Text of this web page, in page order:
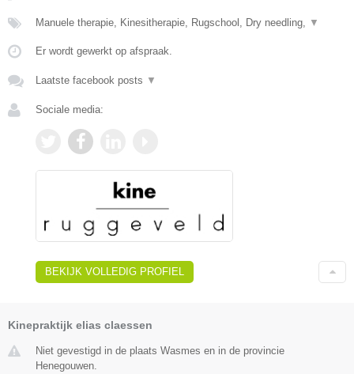
Manuele therapie, Kinesitherapie, Rugschool, Dry needling, ▼
Er wordt gewerkt op afspraak.
Laatste facebook posts ▼
Sociale media:
BEKIJK VOLLEDIG PROFIEL
Kinepraktijk elias claessen
Niet gevestigd in de plaats Wasmes en in de provincie
Henegouwen.